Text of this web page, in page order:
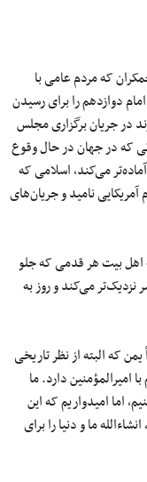
که مردم عامی با
دوازدهم را برای رسیدن
در جریان برگزاری مجلس
که در جهان در حال وقوع
می‌کند، اسلامی که
نامید و جریان‌های
بیت هر قدمی که جلو
نزدیک‌تر می‌کند و روز به
که البته از نظر تاریخی
امیرالمؤمنین دارد. ما
اما امیدواریم که این
ما و دنیا را برای